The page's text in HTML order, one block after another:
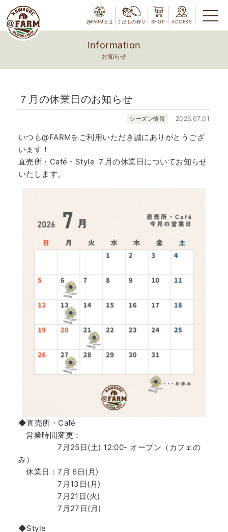
@FARMとは くだもの狩り SHOP ACCESS
Information
お知らせ
７月の休業日のお知らせ
シーズン情報 2026.07.01
いつも@FARMをご利用いただき誠にありがとうござ
います！
直売所・Café・Style ７月の休業日についてお知らせ
いたします。
◆直売所・Café
営業時間変更：
7月25日(土) 12:00- オープン（カフェの
み）
休業日：7月 6日(月)
7月13日(月)
7月21日(火)
7月27日(月)
◆Style